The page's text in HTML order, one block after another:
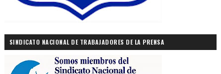
SINDICATO NACIONAL DE TRABAJADORES DE LA PRENSA